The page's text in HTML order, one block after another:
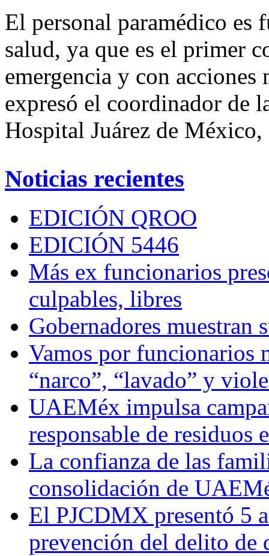
El personal paramédico es
salud, ya que es el primer
emergencia y con
expresó el coordinador de
Hospital Juárez de
Noticias recientes
EDICIÓN QROO
EDICIÓN 5446
Más ex funcionarios
culpables, libres
Gobernadores muestran
Vamos por funcionarios
“narco”, “lavado” y
UAEMéx impulsa
responsable de residuos
La confianza de las
consolidación de
El PJCDMX presentó 5
prevención del delito de